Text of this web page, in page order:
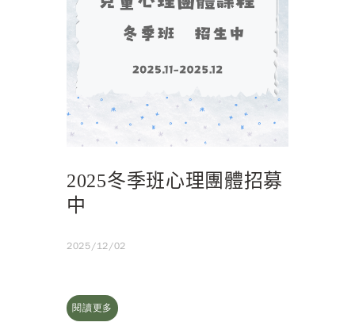
2025冬季班心理團體招募
中
2025/12/02
閱讀更多